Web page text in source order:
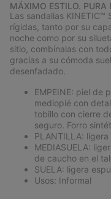
MÁXIMO ESTILO. PURA
Las sandalias KINETIC™
rígidas, tanto por su
noche como por su
sitio, combínalas con
gracias a su cómoda
desenfadado.
EMPEINE: piel de
mediopié con
tobillo con cierre
seguro. Forro
PLANTILLA: ligera
MEDIASUELA:
de caucho en el
SUELA: ligera
Usos: Informal